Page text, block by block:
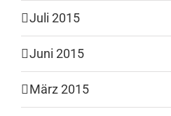
Juli 2015
Juni 2015
März 2015